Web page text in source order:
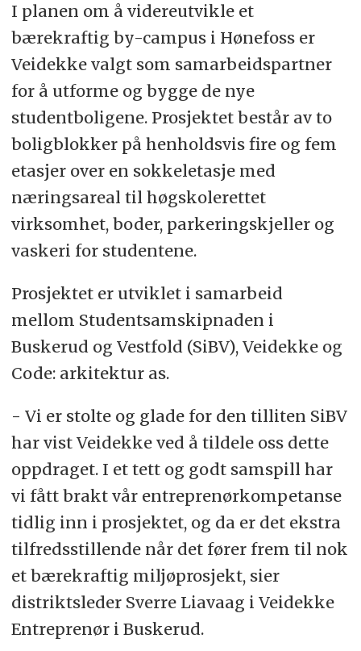
I planen om å videreutvikle et
bærekraftig by-campus i Hønefoss er
Veidekke valgt som samarbeidspartner
for å utforme og bygge de nye
studentboligene. Prosjektet består av to
boligblokker på henholdsvis fire og fem
etasjer over en sokkeletasje med
næringsareal til høgskolerettet
virksomhet, boder, parkeringskjeller og
vaskeri for studentene.
Prosjektet er utviklet i samarbeid
mellom Studentsamskipnaden i
Buskerud og Vestfold (SiBV), Veidekke og
Code: arkitektur as.
- Vi er stolte og glade for den tilliten SiBV
har vist Veidekke ved å tildele oss dette
oppdraget. I et tett og godt samspill har
vi fått brakt vår entreprenørkompetanse
tidlig inn i prosjektet, og da er det ekstra
tilfredsstillende når det fører frem til nok
et bærekraftig miljøprosjekt, sier
distriktsleder Sverre Liavaag i Veidekke
Entreprenør i Buskerud.